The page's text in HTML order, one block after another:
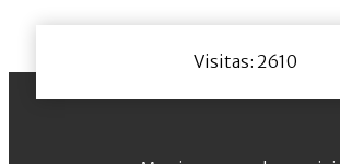
Visitas: 2610